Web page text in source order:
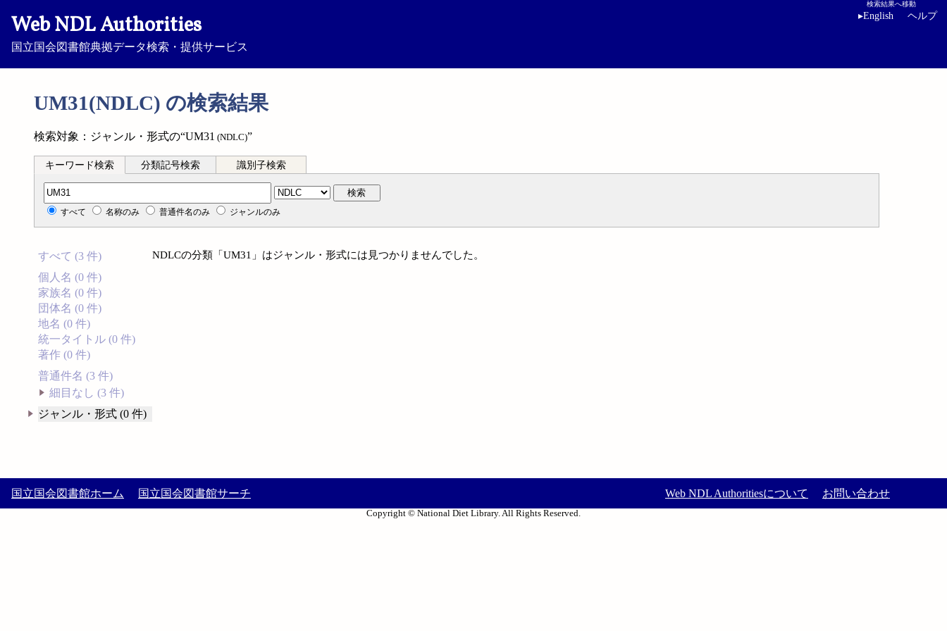
Web NDL Authorities
国立国会図書館典拠データ検索・提供サービス
検索結果へ移動
▸English ヘルプ
UM31(NDLC) の検索結果
検索対象：ジャンル・形式の“UM31 (NDLC)”
キーワード検索 分類記号検索 識別子検索
分類記号検索 検索
すべて 名称のみ 普通件名のみ ジャンルのみ
すべて (3 件)
個人名 (0 件)
家族名 (0 件)
団体名 (0 件)
地名 (0 件)
統一タイトル (0 件)
著作 (0 件)
普通件名 (3 件)
細目なし (3 件)
ジャンル・形式 (0 件)
NDLCの分類「UM31」はジャンル・形式には見つかりませんでした。
国立国会図書館ホーム 国立国会図書館サーチ Web NDL Authoritiesについて お問い合わせ
Copyright © National Diet Library. All Rights Reserved.